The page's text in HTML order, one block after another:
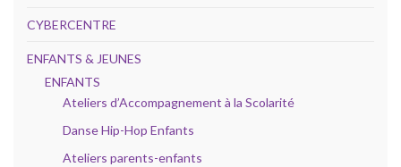
CYBERCENTRE
ENFANTS & JEUNES
ENFANTS
Ateliers d’Accompagnement à la Scolarité
Danse Hip-Hop Enfants
Ateliers parents-enfants